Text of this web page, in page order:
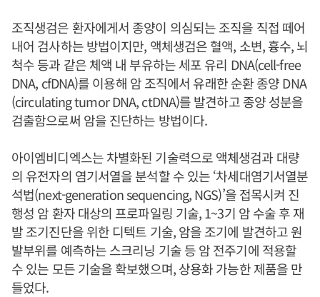
조직생검은 환자에게서 종양이 의심되는 조직을 직접 떼어
내어 검사하는 방법이지만, 액체생검은 혈액, 소변, 흉수, 뇌
척수 등과 같은 체액 내 부유하는 세포 유리 DNA(cell-free
DNA, cfDNA)를 이용해 암 조직에서 유래한 순환 종양 DNA
(circulating tumor DNA, ctDNA)를 발견하고 종양 성분을
검출함으로써 암을 진단하는 방법이다.
아이엠비디엑스는 차별화된 기술력으로 액체생검과 대량
의 유전자의 염기서열을 분석할 수 있는 ‘차세대염기서열분
석법(next-generation sequencing, NGS)’을 접목시켜 진
행성 암 환자 대상의 프로파일링 기술, 1~3기 암 수술 후 재
발 조기진단을 위한 디텍트 기술, 암을 조기에 발견하고 원
발부위를 예측하는 스크리닝 기술 등 암 전주기에 적용할
수 있는 모든 기술을 확보했으며, 상용화 가능한 제품을 만
들었다.